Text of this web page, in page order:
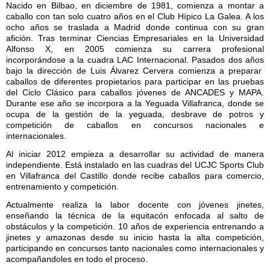
Nacido en Bilbao, en diciembre de 1981, comienza a montar a
caballo con tan solo cuatro años en el Club Hípico La Galea. A los
ocho años se traslada a Madrid donde continua con su gran
afición. Tras terminar Ciencias Empresariales en la Universidad
Alfonso X, en 2005 comienza su carrera profesional
incorporándose a la cuadra LAC Internacional. Pasados dos años
bajo la dirección de Luis Álvarez Cervera comienza a preparar
caballos de diferentes propietarios para participar en las pruebas
del Ciclo Clásico para caballos jóvenes de ANCADES y MAPA.
Durante ese año se incorpora a la Yeguada Villafranca, donde se
ocupa de la gestión de la yeguada, desbrave de potros y
competición de caballos en concursos nacionales e
internacionales.
Al iniciar 2012 empieza a desarrollar su actividad de manera
independiente. Está instalado en las cuadras del UCJC Sports Club
en Villafranca del Castillo donde recibe caballos para comercio,
entrenamiento y competición.
Actualmente realiza la labor docente con jóvenes jinetes,
enseñando la técnica de la equitacón enfocada al salto de
obstáculos y la competición. 10 años de experiencia entrenando a
jinetes y amazonas desde su inicio hasta la alta competición,
participando en concursos tanto nacionales como internacionales y
acompañandoles en todo el proceso.